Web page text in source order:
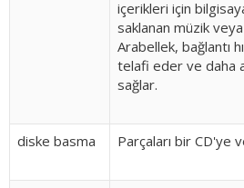
içerikleri için
saklanan müzik
Arabellek, bağlantı
telafi eder ve daha
sağlar.
diske basma Parçaları bir CD'ye